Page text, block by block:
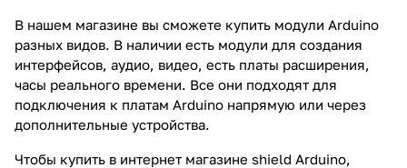
В нашем магазине вы сможете купить модули Arduino
разных видов. В наличии есть модули для создания
интерфейсов, аудио, видео, есть платы расширения,
часы реального времени. Все они подходят для
подключения к платам Arduino напрямую или через
дополнительные устройства.
Чтобы купить в интернет магазине shield Arduino,